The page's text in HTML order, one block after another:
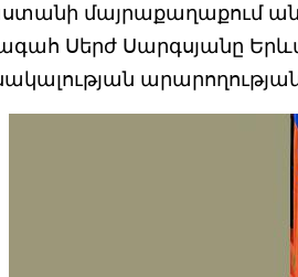
մայրաքաղաքում
Սերժ Սարգսյանը